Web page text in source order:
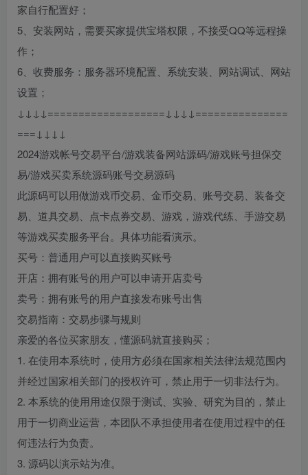
家自行配置好；
5、安装网站，需要买家提供宝塔权限，不接受QQ等远程操
作；
6、收费服务：服务器环境配置、系统安装、网站调试、网站
设置；
↓↓↓↓===================↓↓↓↓===============
===↓↓↓↓
2024游戏帐号交易平台/游戏装备网站源码/游戏账号担保交
易/游戏买卖系统源码账号交易源码
此源码可以用做游戏币交易、金币交易、账号交易、装备交
易、道具交易、点卡点券交易、游戏，游戏代练、手游交易
等游戏买卖服务平台。具体功能看演示。
买号：普通用户可以直接购买账号
开店：拥有账号的用户可以申请开店卖号
卖号：拥有账号的用户直接发布账号出售
交易指南：交易步骤与规则
亲爱的各位买家朋友，懂源码就直接购买；
1. 在使用本系统时，使用方必须在国家相关法律法规范围内
并经过国家相关部门的授权许可，禁止用于一切非法行为。
2. 本系统的使用用途仅限于测试、实验、研究为目的，禁止
用于一切商业运营，本团队不承担使用者在使用过程中的任
何违法行为负责。
3. 源码以演示站为准。